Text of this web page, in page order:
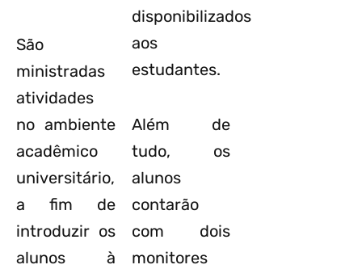
São
ministradas
atividades
no ambiente
acadêmico
universitário,
a fim de
introduzir os
alunos à
disponibilizados
aos
estudantes.
Além de
tudo, os
alunos
contarão
com dois
monitores